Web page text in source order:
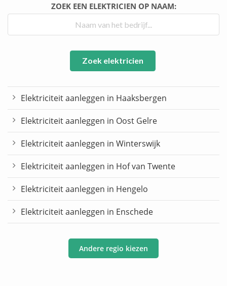
ZOEK EEN ELEKTRICIEN OP NAAM:
Zoek elektricien
Elektriciteit aanleggen in Haaksbergen
Elektriciteit aanleggen in Oost Gelre
Elektriciteit aanleggen in Winterswijk
Elektriciteit aanleggen in Hof van Twente
Elektriciteit aanleggen in Hengelo
Elektriciteit aanleggen in Enschede
Andere regio kiezen